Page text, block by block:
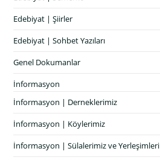
Edebiyat | Şiirler
Edebiyat | Sohbet Yazıları
Genel Dokumanlar
İnformasyon
İnformasyon | Derneklerimiz
İnformasyon | Köylerimiz
İnformasyon | Sülalerimiz ve Yerleşimleri